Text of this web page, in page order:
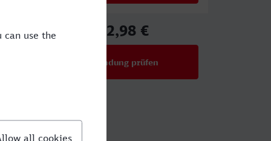
72,98 €
Verbindung prüfen